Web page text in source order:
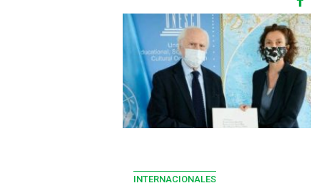
INTERNACIONALES